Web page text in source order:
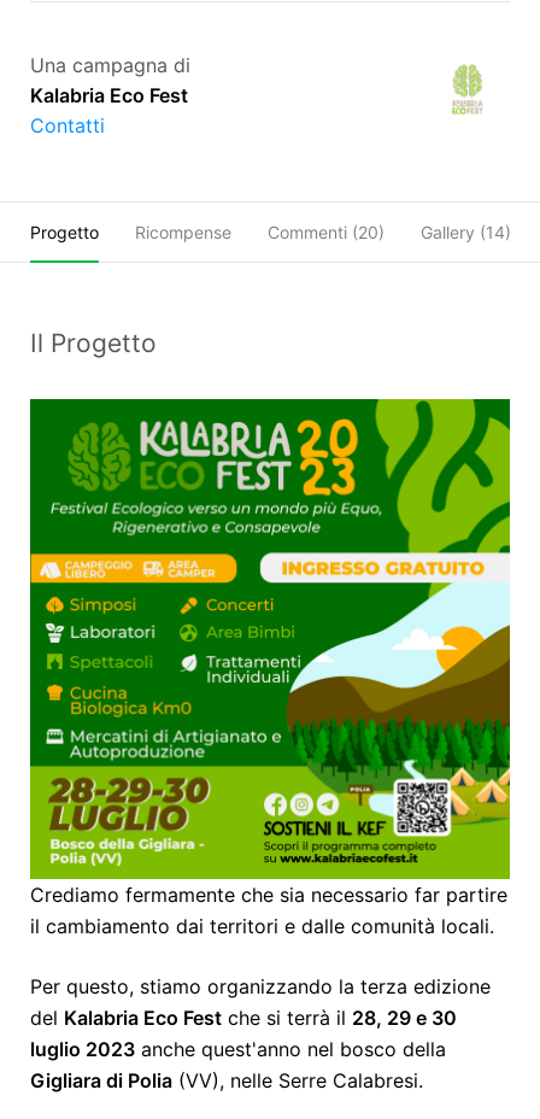
Una campagna di
Kalabria Eco Fest
Contatti
Progetto Ricompense Commenti (20) Gallery (14)
Il Progetto
Crediamo fermamente che sia necessario far partire
il cambiamento dai territori e dalle comunità locali.
Per questo, stiamo organizzando la terza edizione
del Kalabria Eco Fest che si terrà il 28, 29 e 30
luglio 2023 anche quest'anno nel bosco della
Gigliara di Polia (VV), nelle Serre Calabresi.